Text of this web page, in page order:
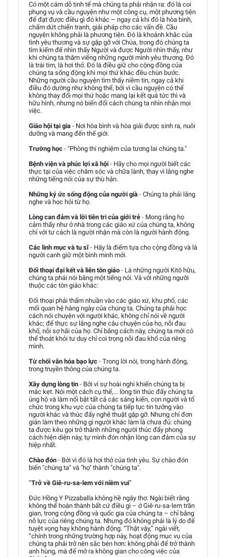
Có một cám dỗ tinh tế mà chúng ta phải nhận ra: đó là coi
phụng vụ và cầu nguyện như một công cụ, một phương tiện
để đạt được điều gì đó khác – ngay cả khi đó là hòa bình,
chấm dứt chiến tranh, giải pháp cho các vấn đề. Cầu
nguyện không phải là phương tiện. Đó là khoảnh khắc của
tình yêu thương và sự gặp gỡ với Chúa, trong đó chúng ta
tìm kiếm để nhìn thấy Người và được Người nhìn thấy, như
khi chúng ta thăm viếng những người mình yêu thương. Đó
là trái tim, là hơi thở. Đó là điều giữ cho cộng đồng của
chúng ta sống động khi mọi thứ khác đều chùn bước.
Những người cầu nguyện tìm thấy niềm tin, ngay cả khi
điều đó dường như không thể, bởi vì cầu nguyện có thể
không thay đổi mọi thứ hoặc mang lại kết quả tức thì và
hữu hình, nhưng nó biến đổi cách chúng ta nhìn nhận mọi
việc.
Giáo hội tại gia - Nơi hòa bình và hòa giải được sinh ra, nuôi
dưỡng và mang đến thế giới.
Trường học - "Phòng thí nghiệm của tương lai chúng ta."
Bệnh viện và phúc lợi xã hội - Hãy cho mọi người biết các
thực tại của việc chăm sóc và chữa lành, thay vì lắng nghe
những tiếng nói của sự thù hận.
Những ký ức sống động của người già - Chúng ta phải lắng
nghe và học hỏi từ họ.
Lòng can đảm và lời tiên tri của giới trẻ - Mong rằng họ
cảm thấy như ở nhà trong các giáo xứ của chúng ta, không
chỉ với tư cách là người nhận mà còn là người hành động.
Các linh mục và tu sĩ - Hãy là điểm tựa cho cộng đồng và là
người canh giữ một bình minh mới.
Đối thoại đại kết và liên tôn giáo - Là những người Kitô hữu,
chúng ta phải nói bằng một tiếng nói. Và với những người
thuộc các tôn giáo khác:
Đối thoại phải thấm nhuần vào các giáo xứ, khu phố, các
mối quan hệ hàng ngày của chúng ta. Chúng ta phải học
cách nói chuyện với người khác, không chỉ nói về người
khác; để thực sự lắng nghe câu chuyện của họ, nỗi đau
khổ, nỗi sợ hãi của họ. Chỉ bằng cách này, chúng ta mới có
thể thoát khỏi tư duy chỉ coi trọng nỗi đau khổ của riêng
mình.
Từ chối văn hóa bạo lực - Trong lời nói, trong hành động,
trong truyền thông của chúng ta.
Xây dựng lòng tin - Bởi vì sự hoài nghi khiến chúng ta bị
mắc kẹt. Nói một cách cụ thể,... lòng tin thúc đẩy chúng ta
ủng hộ và làm nổi bật tất cả các sáng kiến, con người và tổ
chức trong khu vực của chúng ta tiếp tục tin tưởng vào
người khác và thúc đẩy nghệ thuật gặp gỡ. Nhưng chỉ đơn
giản làm theo những gì người khác làm là chưa đủ: chúng
ta được kêu gọi trở thành những người thúc đẩy phong
cách hiện diện này, tự mình đón nhận lòng can đảm của sự
hiệp nhất.
Chào đón - Bởi vì đó là hơi thở của tình yêu. Sự chào đón
biến "chúng ta" và "họ" thành "chúng ta".
“Trở về Giê-ru-sa-lem với niềm vui”
Đức Hồng Y Pizzaballa không hề ngây thơ. Ngài biết rằng
không thể hoàn thành bất cứ điều gì – ở Giê-ru-sa-lem trần
gian, trong cộng đồng và quốc gia của chúng ta – chỉ bằng
nỗ lực của riêng chúng ta. Nhưng đó không phải là lý do để
tuyệt vọng hay không hành động. “Thật vậy,” ngài viết,
“chính trong những trường hợp này, hoạt động mục vụ của
chúng ta phải trở nên sắc bén hơn: không phải để trở thành
anh hùng, mà để mở ra không gian cho công việc của